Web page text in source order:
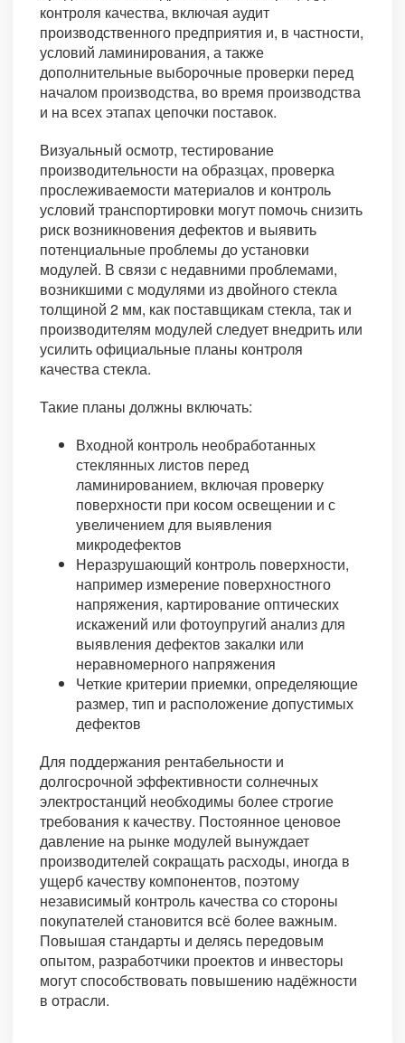
контроля качества, включая аудит
производственного предприятия и, в частности,
условий ламинирования, а также
дополнительные выборочные проверки перед
началом производства, во время производства
и на всех этапах цепочки поставок.
Визуальный осмотр, тестирование
производительности на образцах, проверка
прослеживаемости материалов и контроль
условий транспортировки могут помочь снизить
риск возникновения дефектов и выявить
потенциальные проблемы до установки
модулей. В связи с недавними проблемами,
возникшими с модулями из двойного стекла
толщиной 2 мм, как поставщикам стекла, так и
производителям модулей следует внедрить или
усилить официальные планы контроля
качества стекла.
Такие планы должны включать:
Входной контроль необработанных
стеклянных листов перед
ламинированием, включая проверку
поверхности при косом освещении и с
увеличением для выявления
микродефектов
Неразрушающий контроль поверхности,
например измерение поверхностного
напряжения, картирование оптических
искажений или фотоупругий анализ для
выявления дефектов закалки или
неравномерного напряжения
Четкие критерии приемки, определяющие
размер, тип и расположение допустимых
дефектов
Для поддержания рентабельности и
долгосрочной эффективности солнечных
электростанций необходимы более строгие
требования к качеству. Постоянное ценовое
давление на рынке модулей вынуждает
производителей сокращать расходы, иногда в
ущерб качеству компонентов, поэтому
независимый контроль качества со стороны
покупателей становится всё более важным.
Повышая стандарты и делясь передовым
опытом, разработчики проектов и инвесторы
могут способствовать повышению надёжности
в отрасли.